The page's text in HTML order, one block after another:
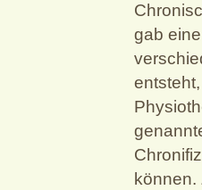
gab